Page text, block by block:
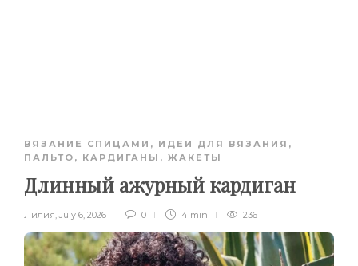
ВЯЗАНИЕ СПИЦАМИ , ИДЕИ ДЛЯ ВЯЗАНИЯ ,
ПАЛЬТО, КАРДИГАНЫ, ЖАКЕТЫ
Длинный ажурный кардиган
Лилия, July 6, 2026 0 4 min 236